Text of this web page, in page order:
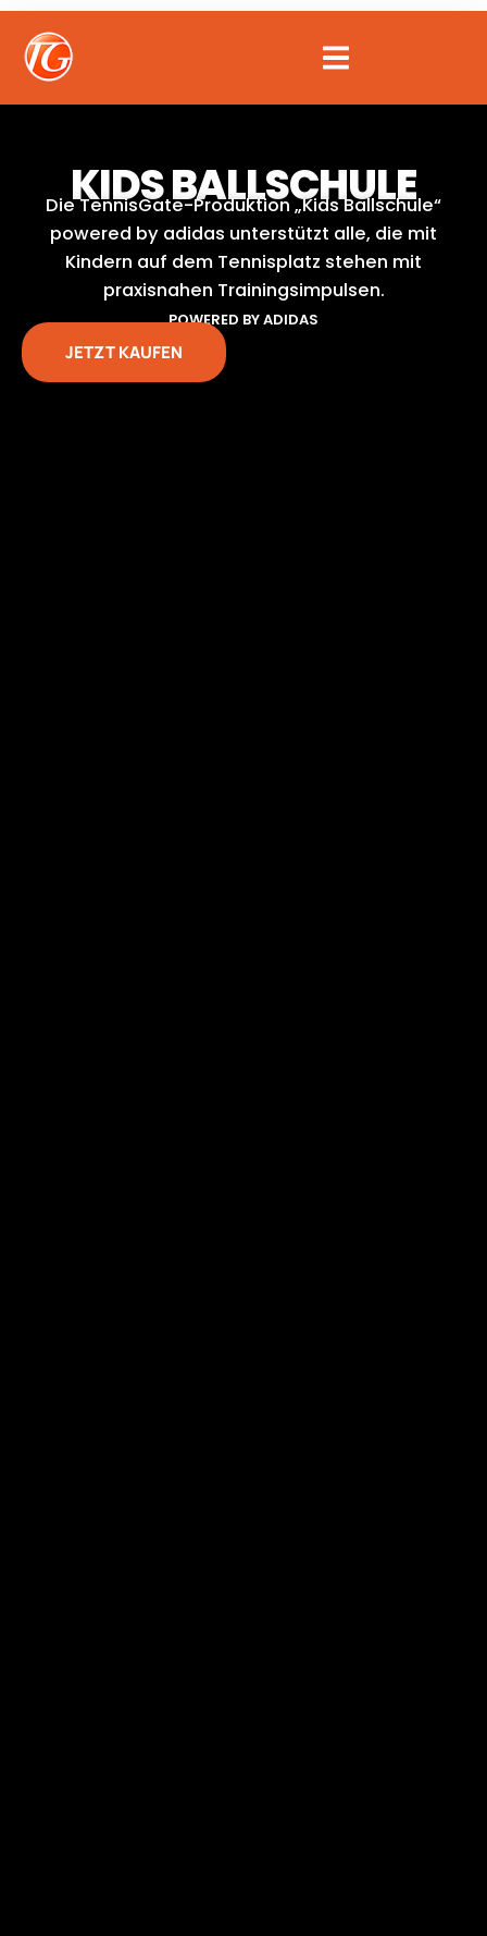
Zum
Inhalt
springen
KIDS BALLSCHULE
Die TennisGate-Produktion „Kids Ballschule“
powered by adidas unterstützt alle, die mit
Kindern auf dem Tennisplatz stehen mit
praxisnahen Trainingsimpulsen.
POWERED BY ADIDAS
JETZT KAUFEN